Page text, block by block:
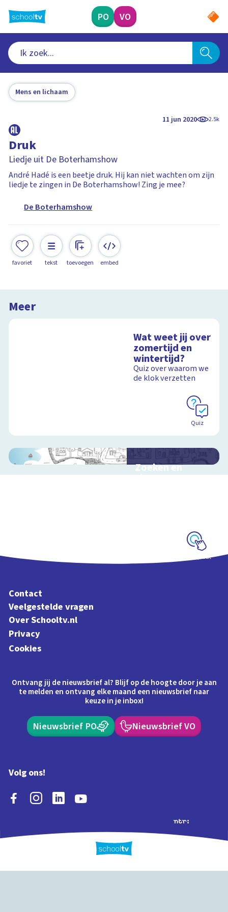
naar
hoofdinhoud
PO VO
Mens en lichaam
11 jun 2020 2.5k
Druk
Liedje uit De Boterhamshow
André Hadé is een beetje druk. Hij kan niet wachten om zijn
liedje te zingen in De Boterhamshow! Zing je mee?
De Boterhamshow
favoriet tekst toevoegen embed
Meer
Wat weet jij over
zomertijd en
wintertijd?
Quiz over waarom we
de klok verzetten
Quiz
Zoeken en
zingen met
Schoolplaat
Contact
Veelgestelde vragen
Over Schooltv.nl
Privacy
Cookies
Ontvang jij de nieuwsbrief al? Blijf op de hoogte door je aan
te melden en ontvang elke maand een nieuwsbrief naar
keuze in je inbox!
Nieuwsbrief PO Nieuwsbrief VO
Volg ons!